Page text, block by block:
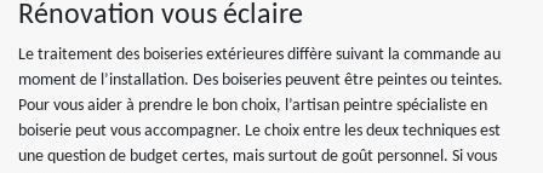
Rénovation vous éclaire
Le traitement des boiseries extérieures diffère suivant la commande au
moment de l’installation. Des boiseries peuvent être peintes ou teintes.
Pour vous aider à prendre le bon choix, l’artisan peintre spécialiste en
boiserie peut vous accompagner. Le choix entre les deux techniques est
une question de budget certes, mais surtout de goût personnel. Si vous